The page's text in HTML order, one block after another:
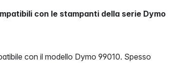
con le stampanti della serie Dymo
con il modello Dymo 99010. Spesso